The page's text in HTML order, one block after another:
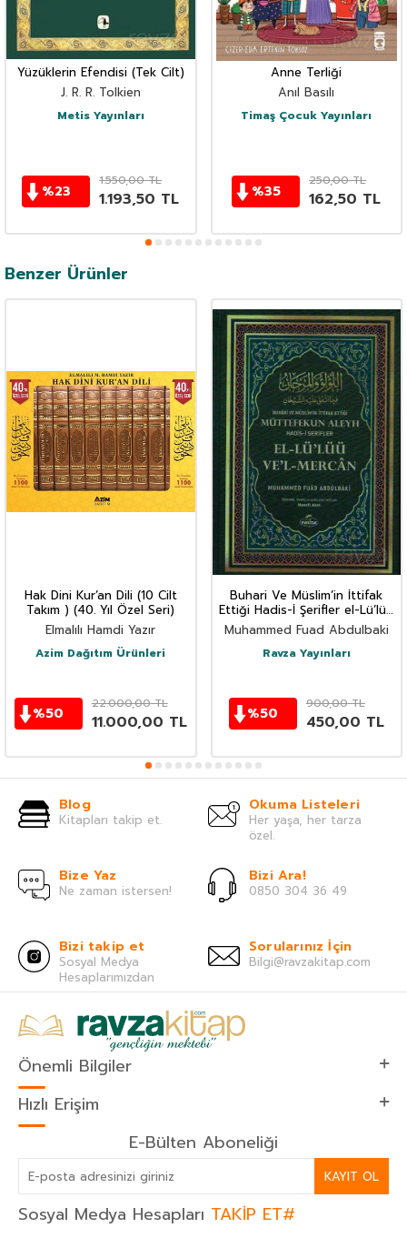
Yüzüklerin Efendisi (Tek Cilt)
J. R. R. Tolkien
Metis Yayınları
%23
1.550,00TL
1.193,50 TL
Anne Terliği
Anıl Basılı
Timaş Çocuk Yayınları
%35
250,00TL
162,50 TL
Benzer Ürünler
Hak Dini Kur’an Dili (10 Cilt
Takım ) (40. Yıl Özel Seri)
Elmalılı Hamdi Yazır
Azim Dağıtım Ürünleri
%50
22.000,00TL
11.000,00 TL
Buhari Ve Müslim’in İttifak
Ettiği Hadis-İ Şerifler el-Lü’lüü
Ve’l Mercan (İthal)
Muhammed Fuad Abdulbaki
Ravza Yayınları
%50
900,00TL
450,00 TL
Blog
Kitapları takip et.
Okuma Listeleri
Her yaşa, her tarza
özel.
Bize Yaz
Ne zaman istersen!
Bizi Ara!
0850 304 36 49
Bizi takip et
Sosyal Medya
Hesaplarımızdan
Sorularınız İçin
Bilgi@ravzakitap.com
Önemli Bilgiler
Hızlı Erişim
E-Bülten Aboneliği
KAYIT OL
Sosyal Medya Hesapları TAKİP ET#